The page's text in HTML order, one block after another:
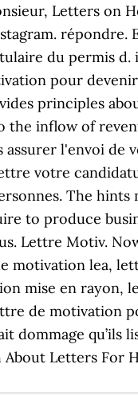
Letters on
répondre.
du permis
pour
principles
inflow of
l'envoi de
votre
The
to produce
Lettre Motiv.
motivation lea,
mise en rayon,
de motivation
qu’ils
Letters For